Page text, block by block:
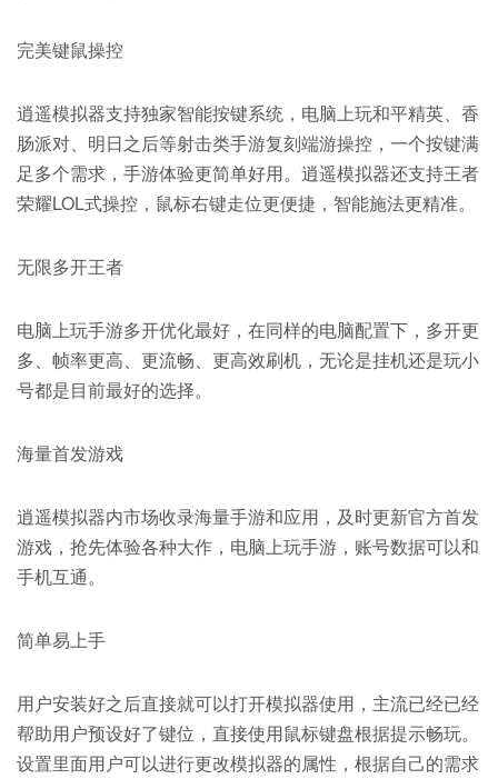
完美键鼠操控
逍遥模拟器支持独家智能按键系统，电脑上玩和平精英、香
肠派对、明日之后等射击类手游复刻端游操控，一个按键满
足多个需求，手游体验更简单好用。逍遥模拟器还支持王者
荣耀LOL式操控，鼠标右键走位更便捷，智能施法更精准。
无限多开王者
电脑上玩手游多开优化最好，在同样的电脑配置下，多开更
多、帧率更高、更流畅、更高效刷机，无论是挂机还是玩小
号都是目前最好的选择。
海量首发游戏
逍遥模拟器内市场收录海量手游和应用，及时更新官方首发
游戏，抢先体验各种大作，电脑上玩手游，账号数据可以和
手机互通。
简单易上手
用户安装好之后直接就可以打开模拟器使用，主流已经已经
帮助用户预设好了键位，直接使用鼠标键盘根据提示畅玩。
设置里面用户可以进行更改模拟器的属性，根据自己的需求